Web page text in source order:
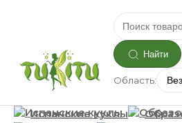
Найти
Область:
Испанские куклы